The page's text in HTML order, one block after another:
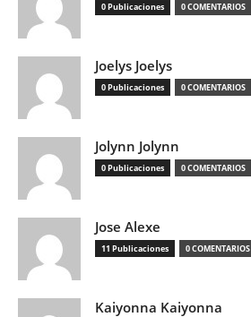
0 Publicaciones 0 COMENTARIOS
Joelys Joelys
0 Publicaciones 0 COMENTARIOS
Jolynn Jolynn
0 Publicaciones 0 COMENTARIOS
Jose Alexe
11 Publicaciones 0 COMENTARIOS
Kaiyonna Kaiyonna